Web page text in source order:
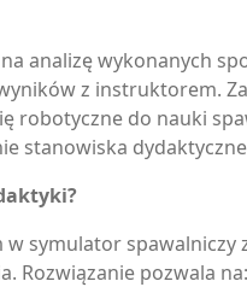
analizę wykonanych
z instruktorem.
robotyczne do nauki
stanowiska
symulator spawalniczy
Rozwiązanie pozwala na: